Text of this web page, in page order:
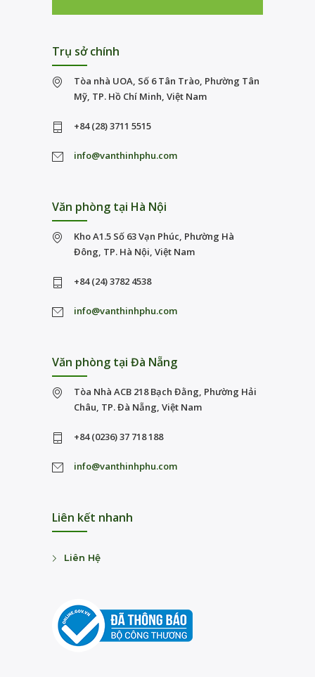
Trụ sở chính
Tòa nhà UOA, Số 6 Tân Trào, Phường Tân
Mỹ, TP. Hồ Chí Minh, Việt Nam
+84 (28) 3711 5515
info@vanthinhphu.com
Văn phòng tại Hà Nội
Kho A1.5 Số 63 Vạn Phúc, Phường Hà
Đông, TP. Hà Nội, Việt Nam
+84 (24) 3782 4538
info@vanthinhphu.com
Văn phòng tại Đà Nẵng
Tòa Nhà ACB 218 Bạch Đằng, Phường Hải
Châu, TP. Đà Nẵng, Việt Nam
+84 (0236) 37 718 188
info@vanthinhphu.com
Liên kết nhanh
Liên Hệ